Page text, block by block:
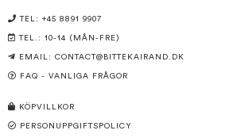
TEL: +45 8891 9907
TEL.: 10-14 (MÅN-FRE)
EMAIL: CONTACT@BITTEKAIRAND.DK
FAQ - VANLIGA FRÅGOR
KÖPVILLKOR
PERSONUPPGIFTSPOLICY